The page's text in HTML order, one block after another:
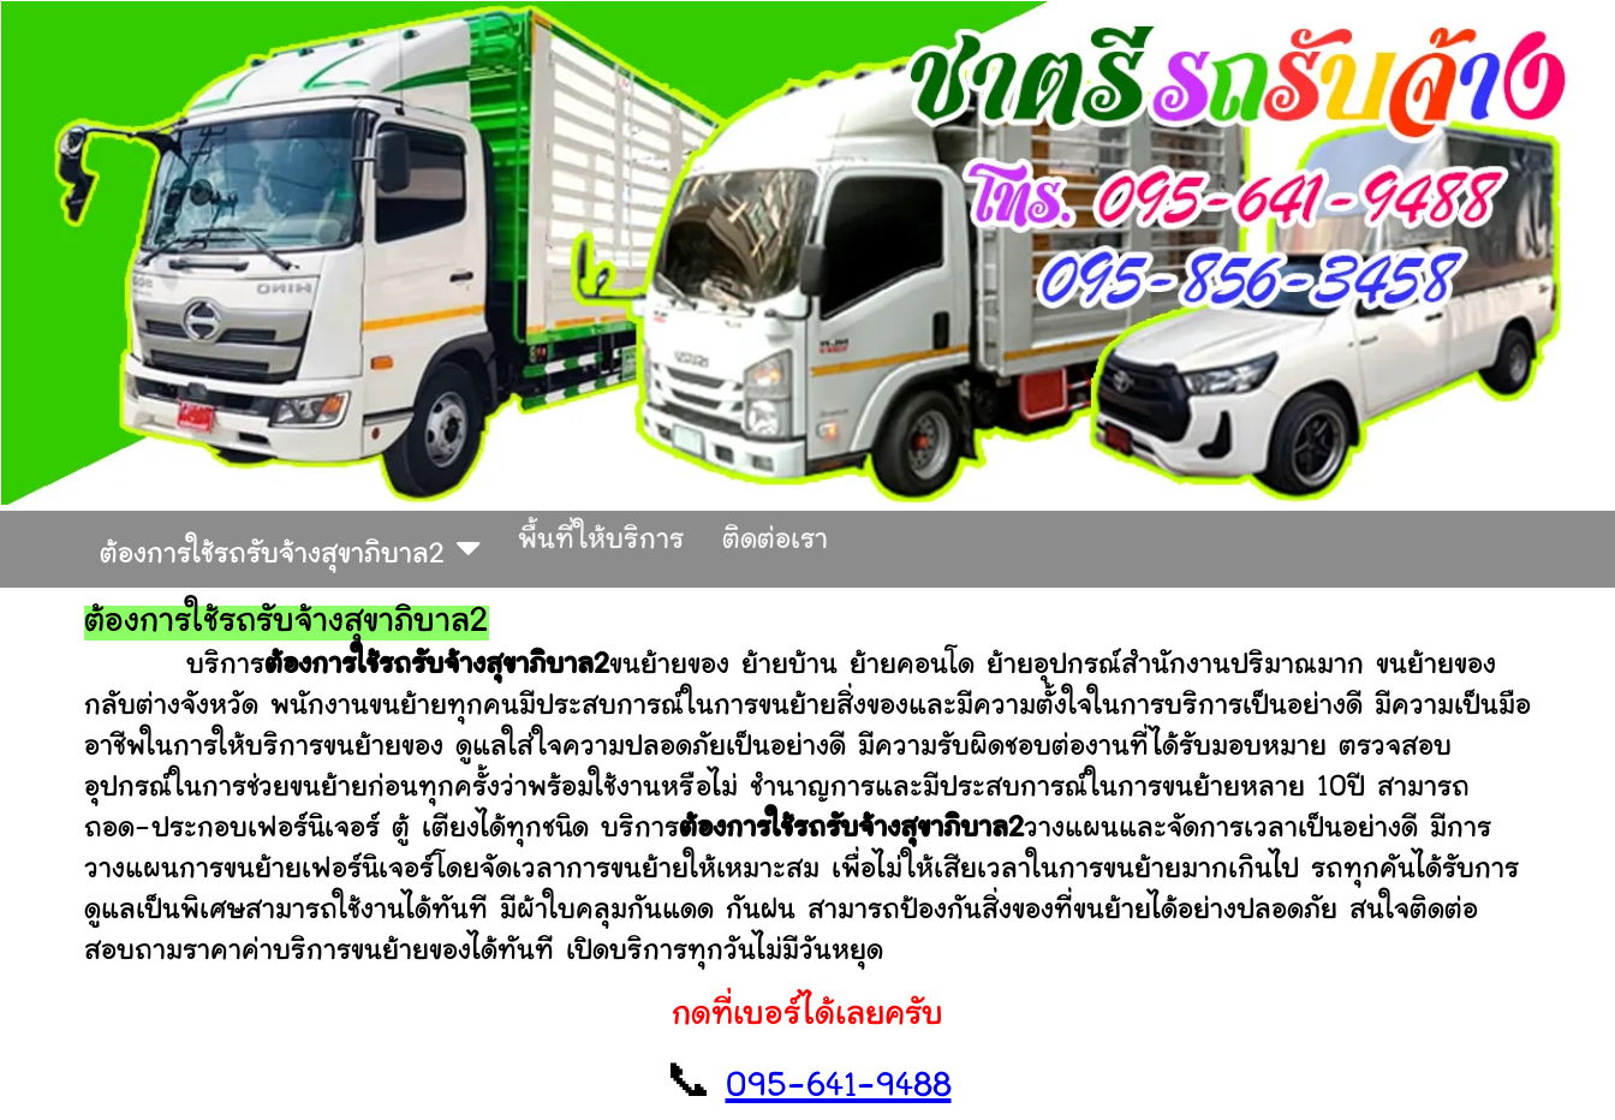
ต้องการใช้รถรับจ้างสุขาภิบาล2
พื้นที่ให้บริการ ติดต่อเรา
ต้องการใช้รถรับจ้างสุขาภิบาล2
บริการต้องการใช้รถรับจ้างสุขาภิบาล2ขนย้ายของ ย้ายบ้าน ย้ายคอนโด ย้ายอุปกรณ์สำนักงานปริมาณมาก ขนย้ายของ
กลับต่างจังหวัด พนักงานขนย้ายทุกคนมีประสบการณ์ในการขนย้ายสิ่งของและมีความตั้งใจในการบริการเป็นอย่างดี มีความเป็นมือ
อาชีพในการให้บริการขนย้ายของ ดูแลใส่ใจความปลอดภัยเป็นอย่างดี มีความรับผิดชอบต่องานที่ได้รับมอบหมาย ตรวจสอบ
อุปกรณ์ในการช่วยขนย้ายก่อนทุกครั้งว่าพร้อมใช้งานหรือไม่ ชำนาญการและมีประสบการณ์ในการขนย้ายหลาย 10ปี สามารถ
ถอด-ประกอบเฟอร์นิเจอร์ ตู้ เตียงได้ทุกชนิด บริการต้องการใช้รถรับจ้างสุขาภิบาล2วางแผนและจัดการเวลาเป็นอย่างดี มีการ
วางแผนการขนย้ายเฟอร์นิเจอร์โดยจัดเวลาการขนย้ายให้เหมาะสม เพื่อไม่ให้เสียเวลาในการขนย้ายมากเกินไป รถทุกคันได้รับการ
ดูแลเป็นพิเศษสามารถใช้งานได้ทันที มีผ้าใบคลุมกันแดด กันฝน สามารถป้องกันสิ่งของที่ขนย้ายได้อย่างปลอดภัย สนใจติดต่อ
สอบถามราคาค่าบริการขนย้ายของได้ทันที เปิดบริการทุกวันไม่มีวันหยุด
กดที่เบอร์ได้เลยครับ
📞 095-641-9488